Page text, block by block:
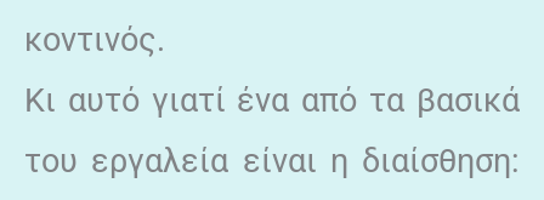
κοντινός.
Κι αυτό γιατί ένα από τα βασικά
του εργαλεία είναι η διαίσθηση: